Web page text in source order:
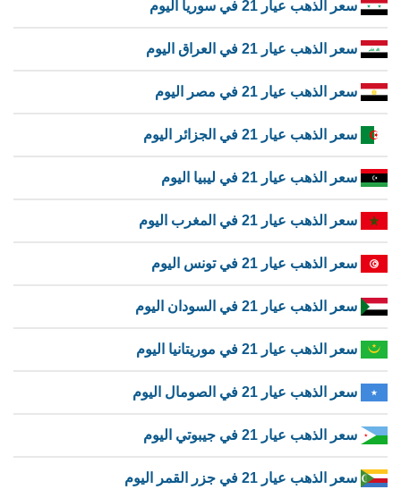
سعر الذهب عيار 21 في سوريا اليوم
سعر الذهب عيار 21 في العراق اليوم
سعر الذهب عيار 21 في مصر اليوم
سعر الذهب عيار 21 في الجزائر اليوم
سعر الذهب عيار 21 في ليبيا اليوم
سعر الذهب عيار 21 في المغرب اليوم
سعر الذهب عيار 21 في تونس اليوم
سعر الذهب عيار 21 في السودان اليوم
سعر الذهب عيار 21 في موريتانيا اليوم
سعر الذهب عيار 21 في الصومال اليوم
سعر الذهب عيار 21 في جيبوتي اليوم
سعر الذهب عيار 21 في جزر القمر اليوم